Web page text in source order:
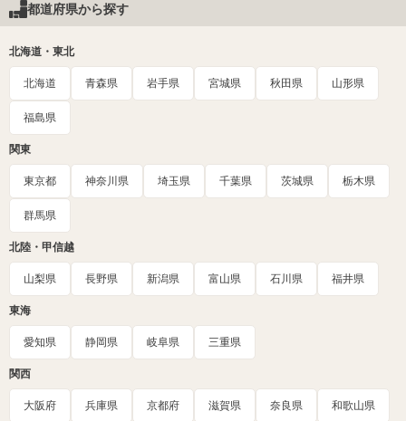
都道府県から探す
北海道・東北
北海道 青森県 岩手県 宮城県 秋田県 山形県
福島県
関東
東京都 神奈川県 埼玉県 千葉県 茨城県 栃木県
群馬県
北陸・甲信越
山梨県 長野県 新潟県 富山県 石川県 福井県
東海
愛知県 静岡県 岐阜県 三重県
関西
大阪府 兵庫県 京都府 滋賀県 奈良県 和歌山県